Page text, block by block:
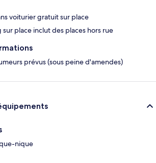
voiturier gratuit sur place
sur place inclut des places hors rue
prévus (sous peine d'amendes)
nique